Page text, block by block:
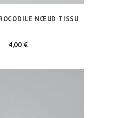
NŒUD TISSU
4,00 €Prix